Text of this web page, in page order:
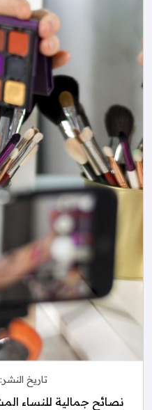
تاريخ النشر:
نصائح جمالية للنساء